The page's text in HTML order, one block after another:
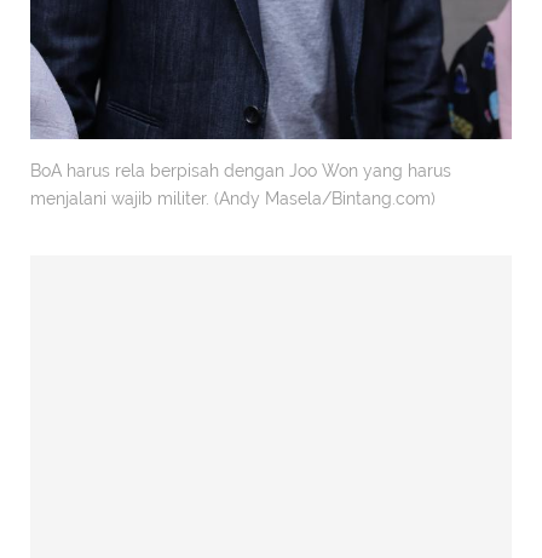
BoA harus rela berpisah dengan Joo Won yang harus
menjalani wajib militer. (Andy Masela/Bintang.com)